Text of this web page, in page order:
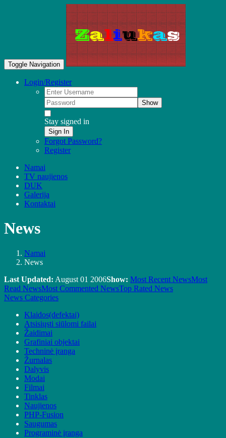
Toggle Navigation
Login/Register
Show
Stay signed in
Sign In
Forgot Password?
Register
Namai
TV naujienos
DUK
Galerija
Kontaktai
News
Namai
News
Last Updated: August 01 2006Show: Most Recent NewsMost
Read NewsMost Commented NewsTop Rated News
News Categories
Klaidos(defektai)
Atsisiųsti siūlomi failai
Žaidimai
Grafiniai objektai
Techninė įranga
Žurnalas
Dalyvis
Modai
Filmai
Tinklas
Naujienos
PHP-Fusion
Saugumas
Programinė įranga